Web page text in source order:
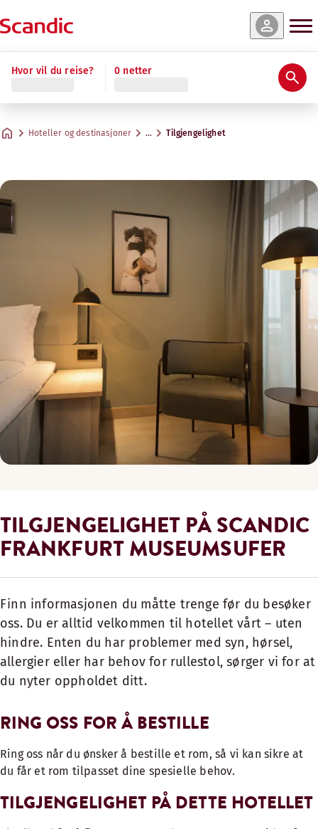
Hvor vil du reise? 0 netter
Hoteller og destinasjoner … Tilgjengelighet
TILGJENGELIGHET PÅ SCANDIC
FRANKFURT MUSEUMSUFER
Finn informasjonen du måtte trenge før du besøker
oss. Du er alltid velkommen til hotellet vårt – uten
hindre. Enten du har problemer med syn, hørsel,
allergier eller har behov for rullestol, sørger vi for at
du nyter oppholdet ditt.
RING OSS FOR Å BESTILLE
Ring oss når du ønsker å bestille et rom, så vi kan sikre at
du får et rom tilpasset dine spesielle behov.
TILGJENGELIGHET PÅ DETTE HOTELLET